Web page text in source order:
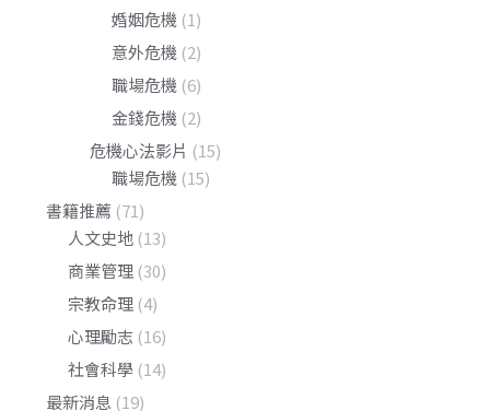
婚姻危機 (1)
意外危機 (2)
職場危機 (6)
金錢危機 (2)
危機心法影片 (15)
職場危機 (15)
書籍推薦 (71)
人文史地 (13)
商業管理 (30)
宗教命理 (4)
心理勵志 (16)
社會科學 (14)
最新消息 (19)